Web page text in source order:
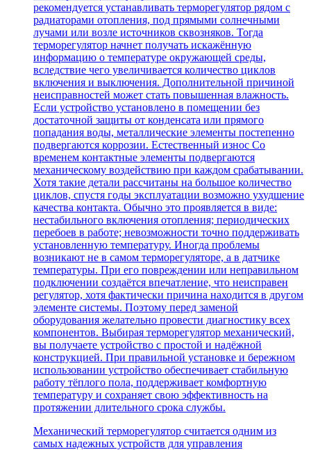
рекомендуется устанавливать терморегулятор рядом с
радиаторами отопления, под прямыми солнечными
лучами или возле источников сквозняков. Тогда
терморегулятор начнет получать искажённую
информацию о температуре окружающей среды,
вследствие чего увеличивается количество циклов
включения и выключения. Дополнительной причиной
неисправностей может стать повышенная влажность.
Если устройство установлено в помещении без
достаточной защиты от конденсата или прямого
попадания воды, металлические элементы постепенно
подвергаются коррозии. Естественный износ Со
временем контактные элементы подвергаются
механическому воздействию при каждом срабатывании.
Хотя такие детали рассчитаны на большое количество
циклов, спустя годы эксплуатации возможно ухудшение
качества контакта. Обычно это проявляется в виде:
нестабильного включения отопления; периодических
перебоев в работе; невозможности точно поддерживать
установленную температуру. Иногда проблемы
возникают не в самом терморегуляторе, а в датчике
температуры. При его повреждении или неправильном
подключении создаётся впечатление, что неисправен
регулятор, хотя фактически причина находится в другом
элементе системы. Поэтому перед заменой
оборудования желательно провести диагностику всех
компонентов. Выбирая терморегулятор механический,
вы получаете устройство с простой и надёжной
конструкцией. При правильной установке и бережном
использовании устройство обеспечивает стабильную
работу тёплого пола, поддерживает комфортную
температуру и сохраняет свою эффективность на
протяжении длительного срока службы.
Механический терморегулятор считается одним из
самых надежных устройств для управления